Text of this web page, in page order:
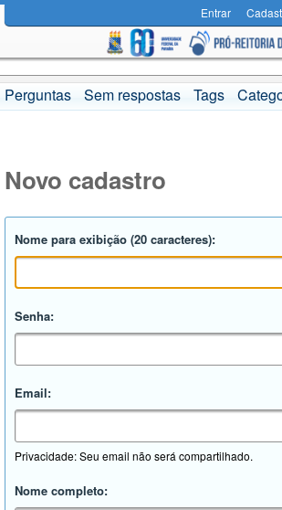
Entrar
Perguntas Sem respostas Tags
Novo cadastro
Nome para exibição (20 caracteres):
Senha:
Email:
Privacidade: Seu email não será compartilhado.
Nome completo: